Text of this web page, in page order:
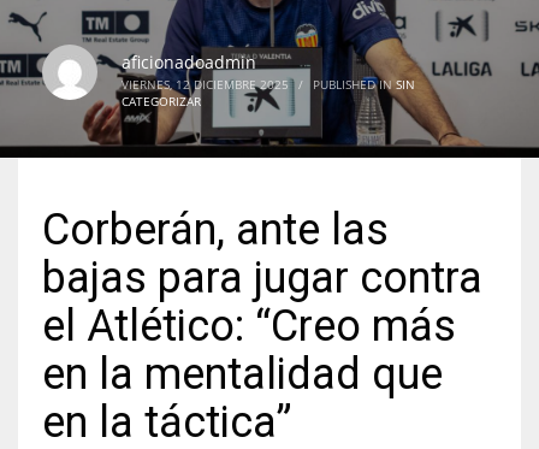
NYJ
aficionadoadmin
VIERNES, 12 DICIEMBRE 2025 / PUBLISHED INSIN
CATEGORIZAR
Corberán, ante las
bajas para jugar contra
el Atlético: “Creo más
en la mentalidad que
en la táctica”